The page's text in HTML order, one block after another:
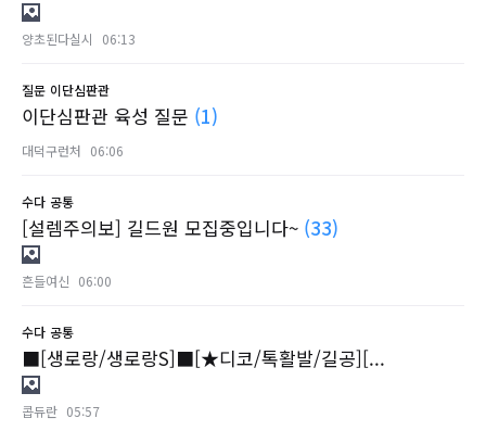
양초된다실시 06:13
질문 이단심판관
이단심판관 육성 질문 (1)
대덕구런처 06:06
수다 공통
[설렘주의보] 길드원 모집중입니다~ (33)
흔들여신 06:00
수다 공통
■[생로랑/생로랑S]■[★디코/톡활발/길공][...
콥듀란 05:57